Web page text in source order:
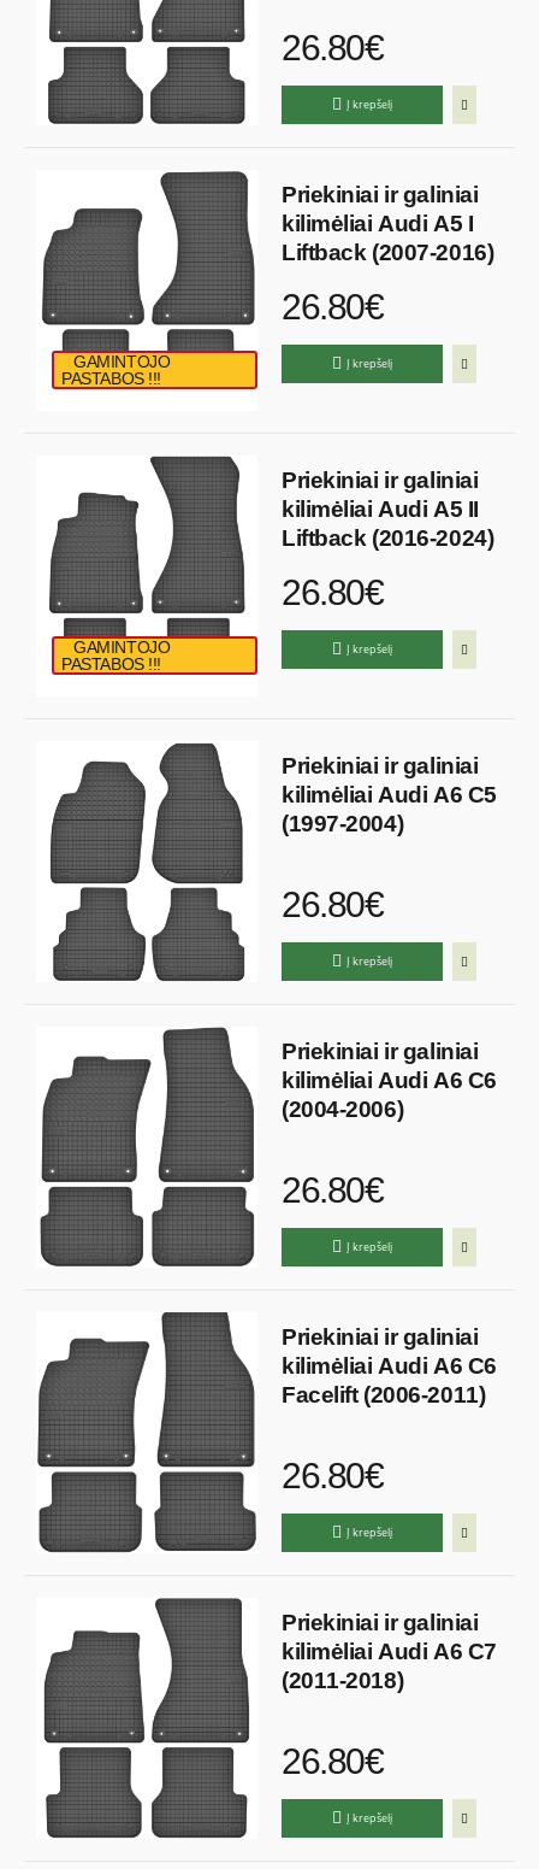
26.80€
Į krepšelį
GAMINTOJO
PASTABOS !!!
Priekiniai ir galiniai
kilimėliai Audi A5 I
Liftback (2007-2016)
26.80€
Į krepšelį
GAMINTOJO
PASTABOS !!!
Priekiniai ir galiniai
kilimėliai Audi A5 II
Liftback (2016-2024)
26.80€
Į krepšelį
Priekiniai ir galiniai
kilimėliai Audi A6 C5
(1997-2004)
26.80€
Į krepšelį
Priekiniai ir galiniai
kilimėliai Audi A6 C6
(2004-2006)
26.80€
Į krepšelį
Priekiniai ir galiniai
kilimėliai Audi A6 C6
Facelift (2006-2011)
26.80€
Į krepšelį
Priekiniai ir galiniai
kilimėliai Audi A6 C7
(2011-2018)
26.80€
Į krepšelį